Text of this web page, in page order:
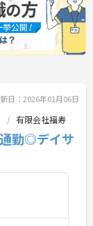
日：2026年01月06日
有限会社福寿
通勤◎デイサ